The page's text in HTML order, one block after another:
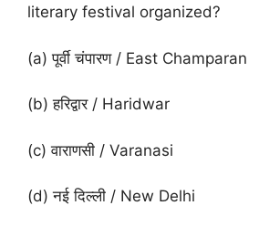
literary festival organized?
(a) पूर्वी चंपारण / East Champaran
(b) हरिद्वार / Haridwar
(c) वाराणसी / Varanasi
(d) नई दिल्ली / New Delhi